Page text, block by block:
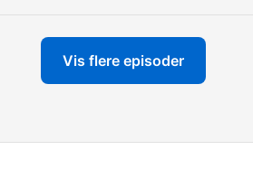
Vis flere episoder